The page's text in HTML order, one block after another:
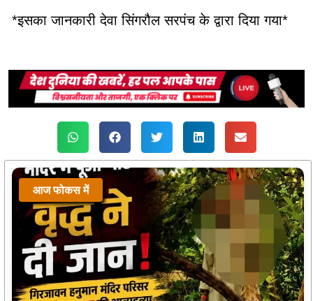
*इसका जानकारी देवा सिंगरौल सरपंच के द्वारा दिया गया*
आज फोकस में